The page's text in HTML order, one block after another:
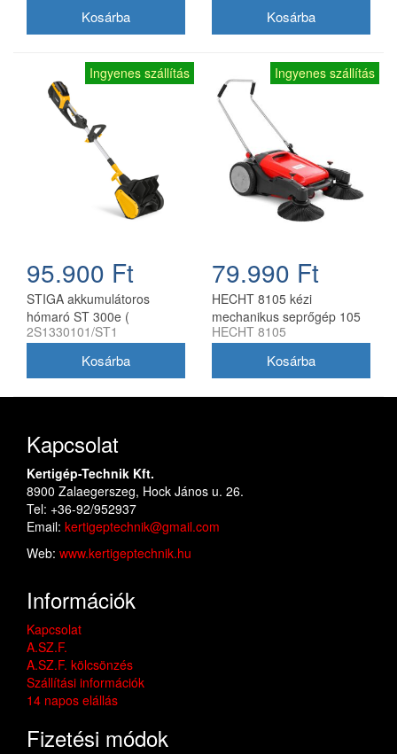
Ingyenes szállítás
95.900 Ft
STIGA akkumulátoros
hómaró ST 300e (
akkumulátor és töltő nélkül )
2S1330101/ST1
Ingyenes szállítás
79.990 Ft
HECHT 8105 kézi
mechanikus seprőgép 105
cm söprésszélességgel
HECHT 8105
Kapcsolat
Kertigép-Technik Kft.
8900 Zalaegerszeg, Hock János u. 26.
Tel: +36-92/952937
Email: kertigeptechnik@gmail.com
Web: www.kertigeptechnik.hu
Információk
Kapcsolat
A.SZ.F.
A.SZ.F. kölcsönzés
Szállítási információk
14 napos elállás
Fizetési módok